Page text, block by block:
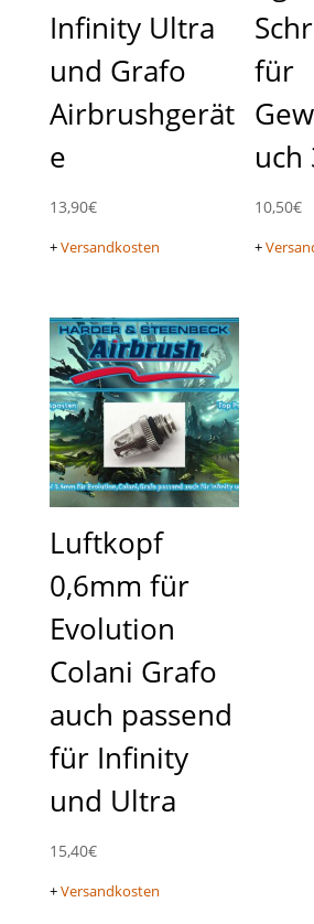
Infinity Ultra
und Grafo
Airbrushgerät
e
13,90€
+Versandkosten
für
uch
10,50€
+
Luftkopf
0,6mm für
Evolution
Colani Grafo
auch passend
für Infinity
und Ultra
15,40€
+Versandkosten